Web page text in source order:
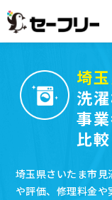
埼
洗
事
比較
埼玉県さいたま市見
や評価、修理料金